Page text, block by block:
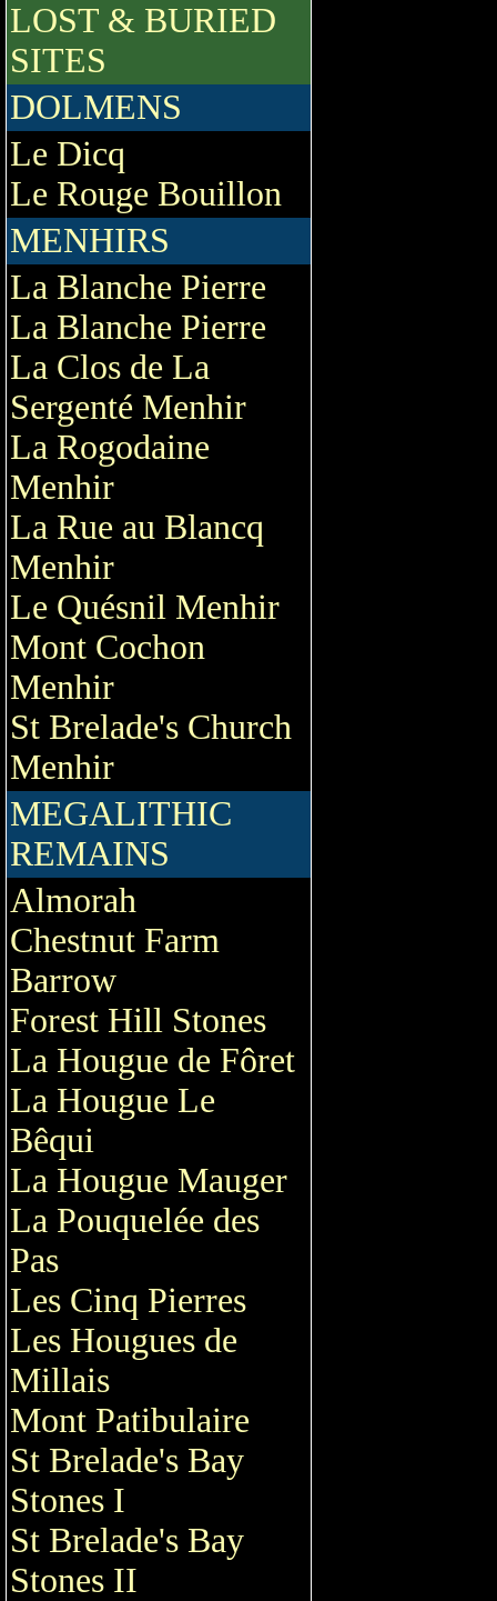
LOST & BURIED
SITES
DOLMENS
Le Dicq
Le Rouge Bouillon
MENHIRS
La Blanche Pierre
La Blanche Pierre
La Clos de La
Sergenté Menhir
La Rogodaine
Menhir
La Rue au Blancq
Menhir
Le Quésnil Menhir
Mont Cochon
Menhir
St Brelade's Church
Menhir
MEGALITHIC
REMAINS
Almorah
Chestnut Farm
Barrow
Forest Hill Stones
La Hougue de Fôret
La Hougue Le
Bêqui
La Hougue Mauger
La Pouquelée des
Pas
Les Cinq Pierres
Les Hougues de
Millais
Mont Patibulaire
St Brelade's Bay
Stones I
St Brelade's Bay
Stones II